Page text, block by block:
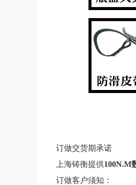
订做交货期承诺
上海铸衡提供100N.M
订做客户须知：